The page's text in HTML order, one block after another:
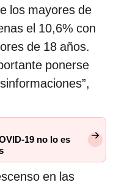
los mayores de
el 10,6% con
de 18 años.
ponerse
19 no lo es
en las